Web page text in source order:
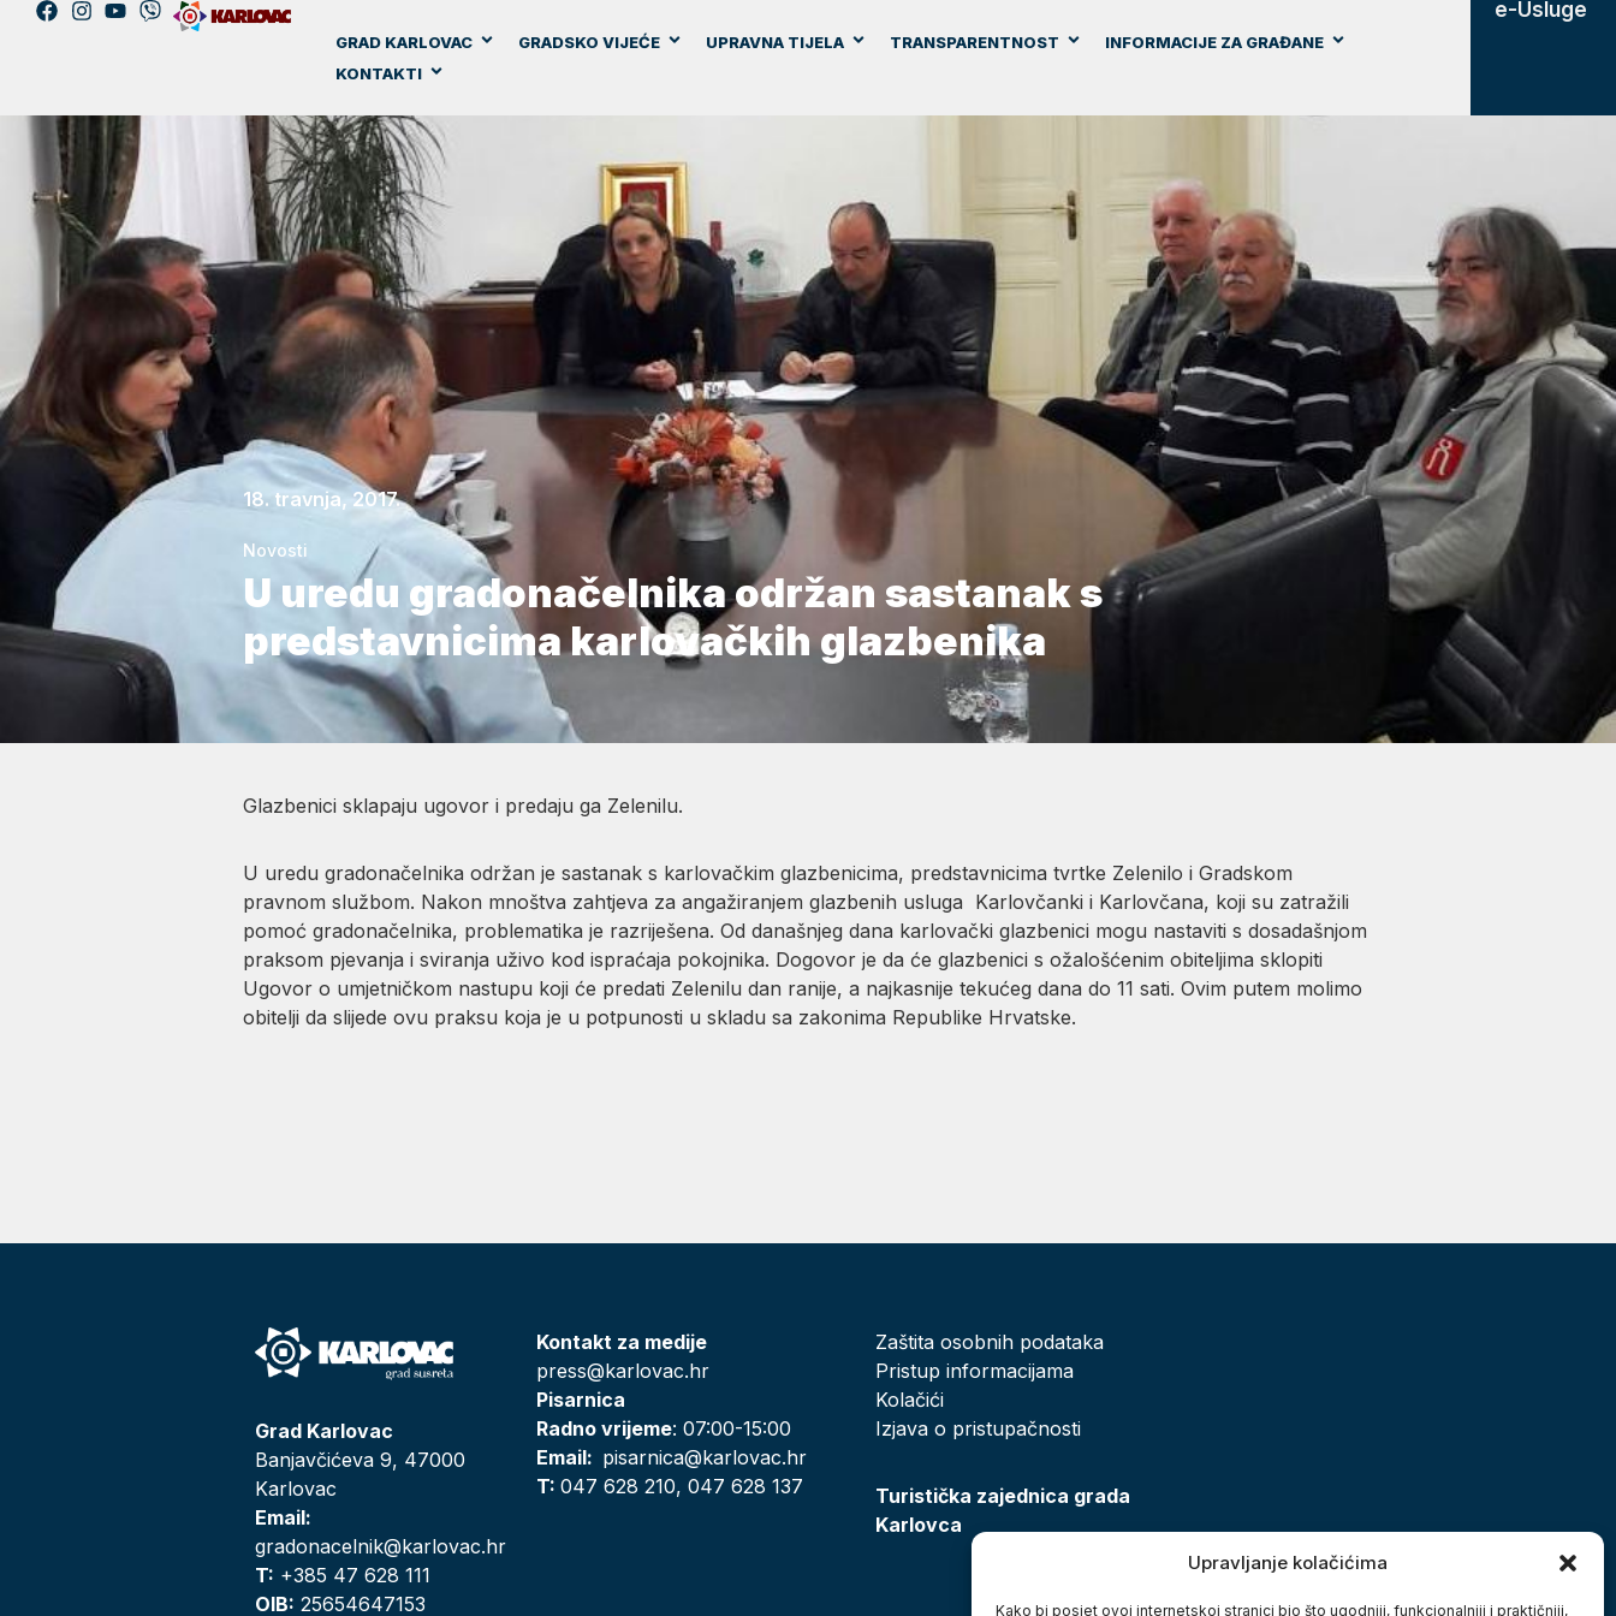
Upravljanje kolačićima
Kako bi posjet ovoj internetskoj stranici bio što ugodniji, funkcionalniji i praktičniji,
GRAD KARLOVAC GRADSKO VIJEĆE UPRAVNA TIJELA TRANSPARENTNOST
INFORMACIJE ZA GRAĐANE
KONTAKTI
e-Usluge
18. travnja, 2017.
Novosti
​U uredu gradonačelnika održan sastanak s
predstavnicima karlovačkih glazbenika
Glazbenici sklapaju ugovor i predaju ga Zelenilu.
U uredu gradonačelnika održan je sastanak s karlovačkim glazbenicima, predstavnicima tvrtke Zelenilo i Gradskom
pravnom službom. Nakon mnoštva zahtjeva za angažiranjem glazbenih usluga Karlovčanki i Karlovčana, koji su zatražili
pomoć gradonačelnika, problematika je razriješena. Od današnjeg dana karlovački glazbenici mogu nastaviti s dosadašnjom
praksom pjevanja i sviranja uživo kod ispraćaja pokojnika. Dogovor je da će glazbenici s ožalošćenim obiteljima sklopiti
Ugovor o umjetničkom nastupu koji će predati Zelenilu dan ranije, a najkasnije tekućeg dana do 11 sati. Ovim putem molimo
obitelji da slijede ovu praksu koja je u potpunosti u skladu sa zakonima Republike Hrvatske.
Grad Karlovac
Banjavčićeva 9, 47000
Karlovac
Email:
gradonacelnik@karlovac.hr
T: +385 47 628 111
OIB: 25654647153
Kontakt za medije
press@karlovac.hr
Pisarnica
Radno vrijeme: 07:00-15:00
Email: pisarnica@karlovac.hr
T:047 628 210, 047 628 137
Zaštita osobnih podataka
Pristup informacijama
Kolačići
Izjava o pristupačnosti
Turistička zajednica grada
Karlovca